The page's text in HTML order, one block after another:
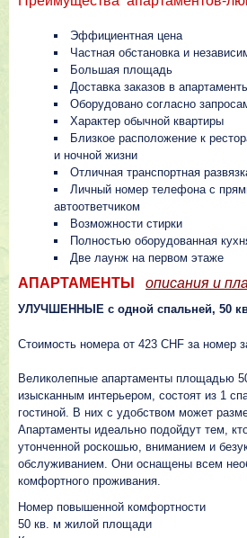
Эффициентная цена
Частная обстановка и
Большая площадь
Доставка заказов в
Оборудовано согласно
Характер обычной квартиры
Близкое расположение к
и ночной жизни
Отличная транспортная
Личный номер телефона с
автоответчиком
Возможности стирки
Полностью оборудованная
Две лаунж на первом этаже
АПАРТАМЕНТЫ описания и
УЛУЧШЕННЫЕ с одной спальней, 50
Стоимость номера от 423 CHF за номер
Великолепные апартаменты площадью
изысканным интерьером, состоят из 1
гостиной. В них с удобством может
Апартаменты идеально подойдут тем,
утонченной роскошью, вниманием и
обслуживанием. Они оснащены всем
комфортного проживания.
Номер повышенной комфортности
50 кв. м жилой площади